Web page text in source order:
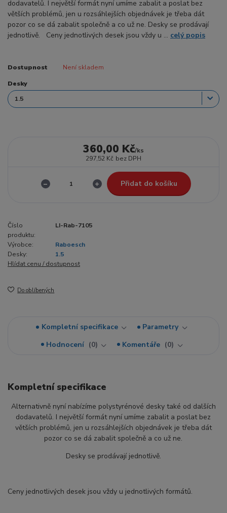
dodavatelů. I největší formát nyní umíme zabalit a poslat bez
větších problémů, jen u rozsáhlejších objednávek je třeba dát
pozor co se dá zabalit společně a co už ne. Desky se prodávají
jednotlivě. Ceny jednotlivých desek jsou vždy u ... celý popis
Dostupnost Není skladem
Desky
360,00 Kč/ks
297,52 Kč bez DPH
Přidat do košíku
Číslo
produktu:
LI-Rab-7105
Výrobce:
Raboesch
Desky:
1.5
Hlídat cenu / dostupnost
Do oblíbených
Kompletní specifikace
Parametry
Hodnocení
0 Komentáře 0
Kompletní specifikace
Alternativně nyní nabízíme polystyrénové desky také od dalších
dodavatelů. I největší formát nyní umíme zabalit a poslat bez
větších problémů, jen u rozsáhlejších objednávek je třeba dát
pozor co se dá zabalit společně a co už ne.
Desky se prodávají jednotlivě.
Ceny jednotlivých desek jsou vždy u jednotlivých formátů.